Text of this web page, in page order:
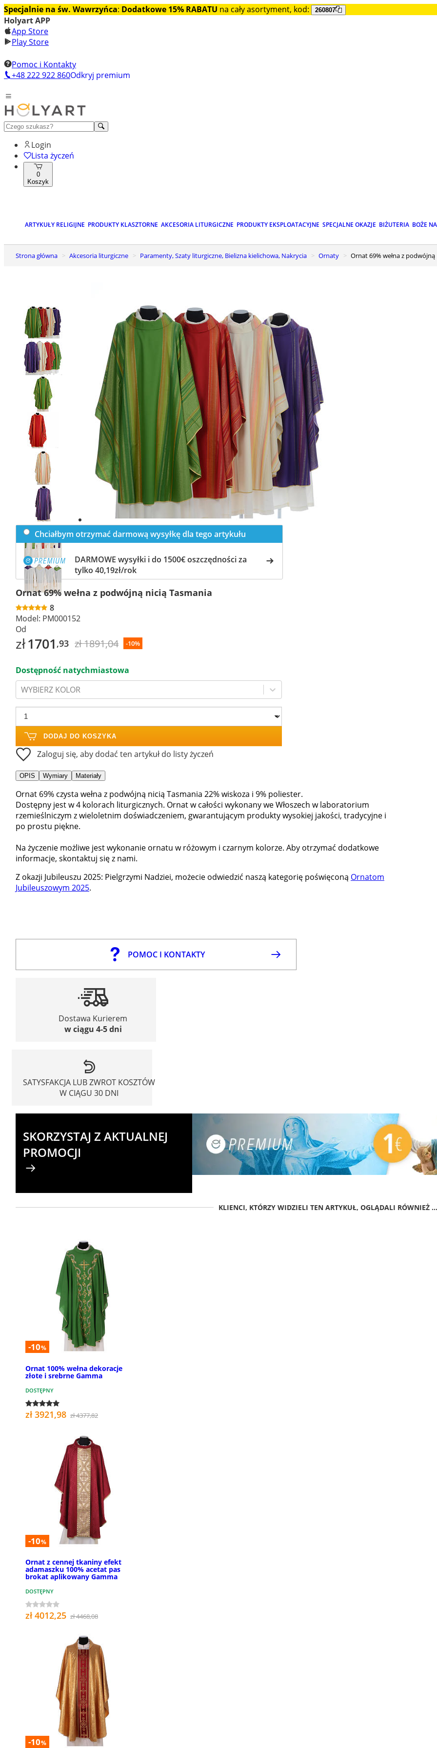
Specjalnie na św. Wawrzyńca: Dodatkowe 15% RABATU na cały asortyment, kod: 260807
Holyart APP
App Store
Play Store
Pomoc i Kontakty
+48 222 922 860Odkryj premium
Login
Lista życzeń
0
Koszyk
ARTYKUŁY RELIGIJNE PRODUKTY KLASZTORNE AKCESORIA LITURGICZNE PRODUKTY EKSPLOATACYJNE SPECJALNE OKAZJE BIŻUTERIA BOŻE
Strona główna Akcesoria liturgiczne Paramenty, Szaty liturgiczne, Bielizna kielichowa, Nakrycia Ornaty Ornat 69% wełna z
Previous
slide
Next
slide
Chciałbym otrzymać darmową wysyłkę dla tego artykułu
DARMOWE wysyłki i do 1500€ oszczędności za
tylko 40,19zł/rok
Ornat 69% wełna z podwójną nicią Tasmania
8
Model: PM000152
Od
zł1701 ,93 zł 1891,04 -10%
Dostępność natychmiastowa
WYBIERZ KOLOR
DODAJ DO KOSZYKA
Zaloguj się, aby dodać ten artykuł do listy życzeń
OPIS Wymiary Materiały
Ornat 69% czysta wełna z podwójną nicią Tasmania 22% wiskoza i 9% poliester.
Dostępny jest w 4 kolorach liturgicznych. Ornat w całości wykonany we Włoszech w laboratorium
rzemieślniczym z wieloletnim doświadczeniem, gwarantującym produkty wysokiej jakości, tradycyjne i
po prostu piękne.
Na życzenie możliwe jest wykonanie ornatu w różowym i czarnym kolorze. Aby otrzymać dodatkowe
informacje, skontaktuj się z nami.
Z okazji Jubileuszu 2025: Pielgrzymi Nadziei, możecie odwiedzić naszą kategorię poświęconą Ornatom
Jubileuszowym 2025.
POMOC I KONTAKTY
Dostawa Kurierem
w ciągu 4-5 dni
SATYSFAKCJA LUB ZWROT KOSZTÓW
W CIĄGU 30 DNI
SKORZYSTAJ Z AKTUALNEJ
PROMOCJI
KLIENCI, KTÓRZY WIDZIELI TEN ARTYKUŁ, OGLĄDALI RÓWNIEŻ ...
-10%
Ornat 100% wełna dekoracje
złote i srebrne Gamma
DOSTĘPNY
zł 3921,98 zł 4377,82
-10%
Ornat z cennej tkaniny efekt
adamaszku 100% acetat pas
brokat aplikowany Gamma
DOSTĘPNY
zł 4012,25 zł 4468,08
-10%